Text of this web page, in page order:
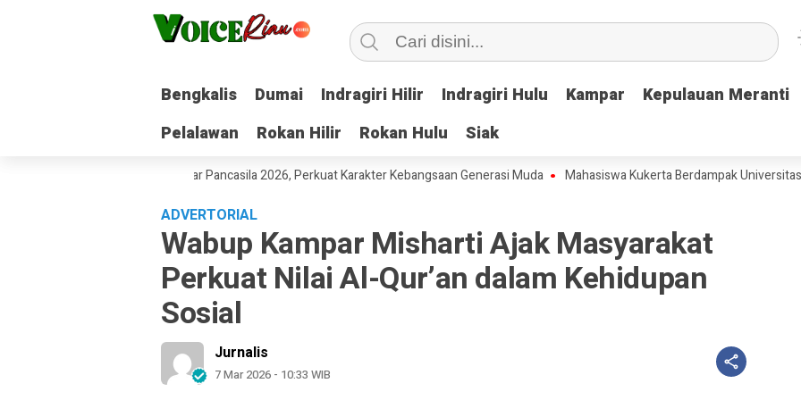
Bengkalis Dumai Indragiri Hilir Indragiri Hulu Kampar Kepulauan Meranti
Pelalawan
Rokan Hilir Rokan Hulu Siak
Bengkalis Dumai Indragiri Hilir Indragiri Hulu Kampar Kepulauan Meranti
Pelalawan
Rokan Hilir Rokan Hulu Siak
Gelar Pekan Pelajar Pancasila 2026, Perkuat Karakter Kebangsaan Generasi Muda Mahasiswa Kukerta Berdampak Universitas Riau
ADVERTORIAL
Wabup Kampar Misharti Ajak Masyarakat
Perkuat Nilai Al-Qur’an dalam Kehidupan
Sosial
Jurnalis
7 Mar 2026 - 10:33 WIB